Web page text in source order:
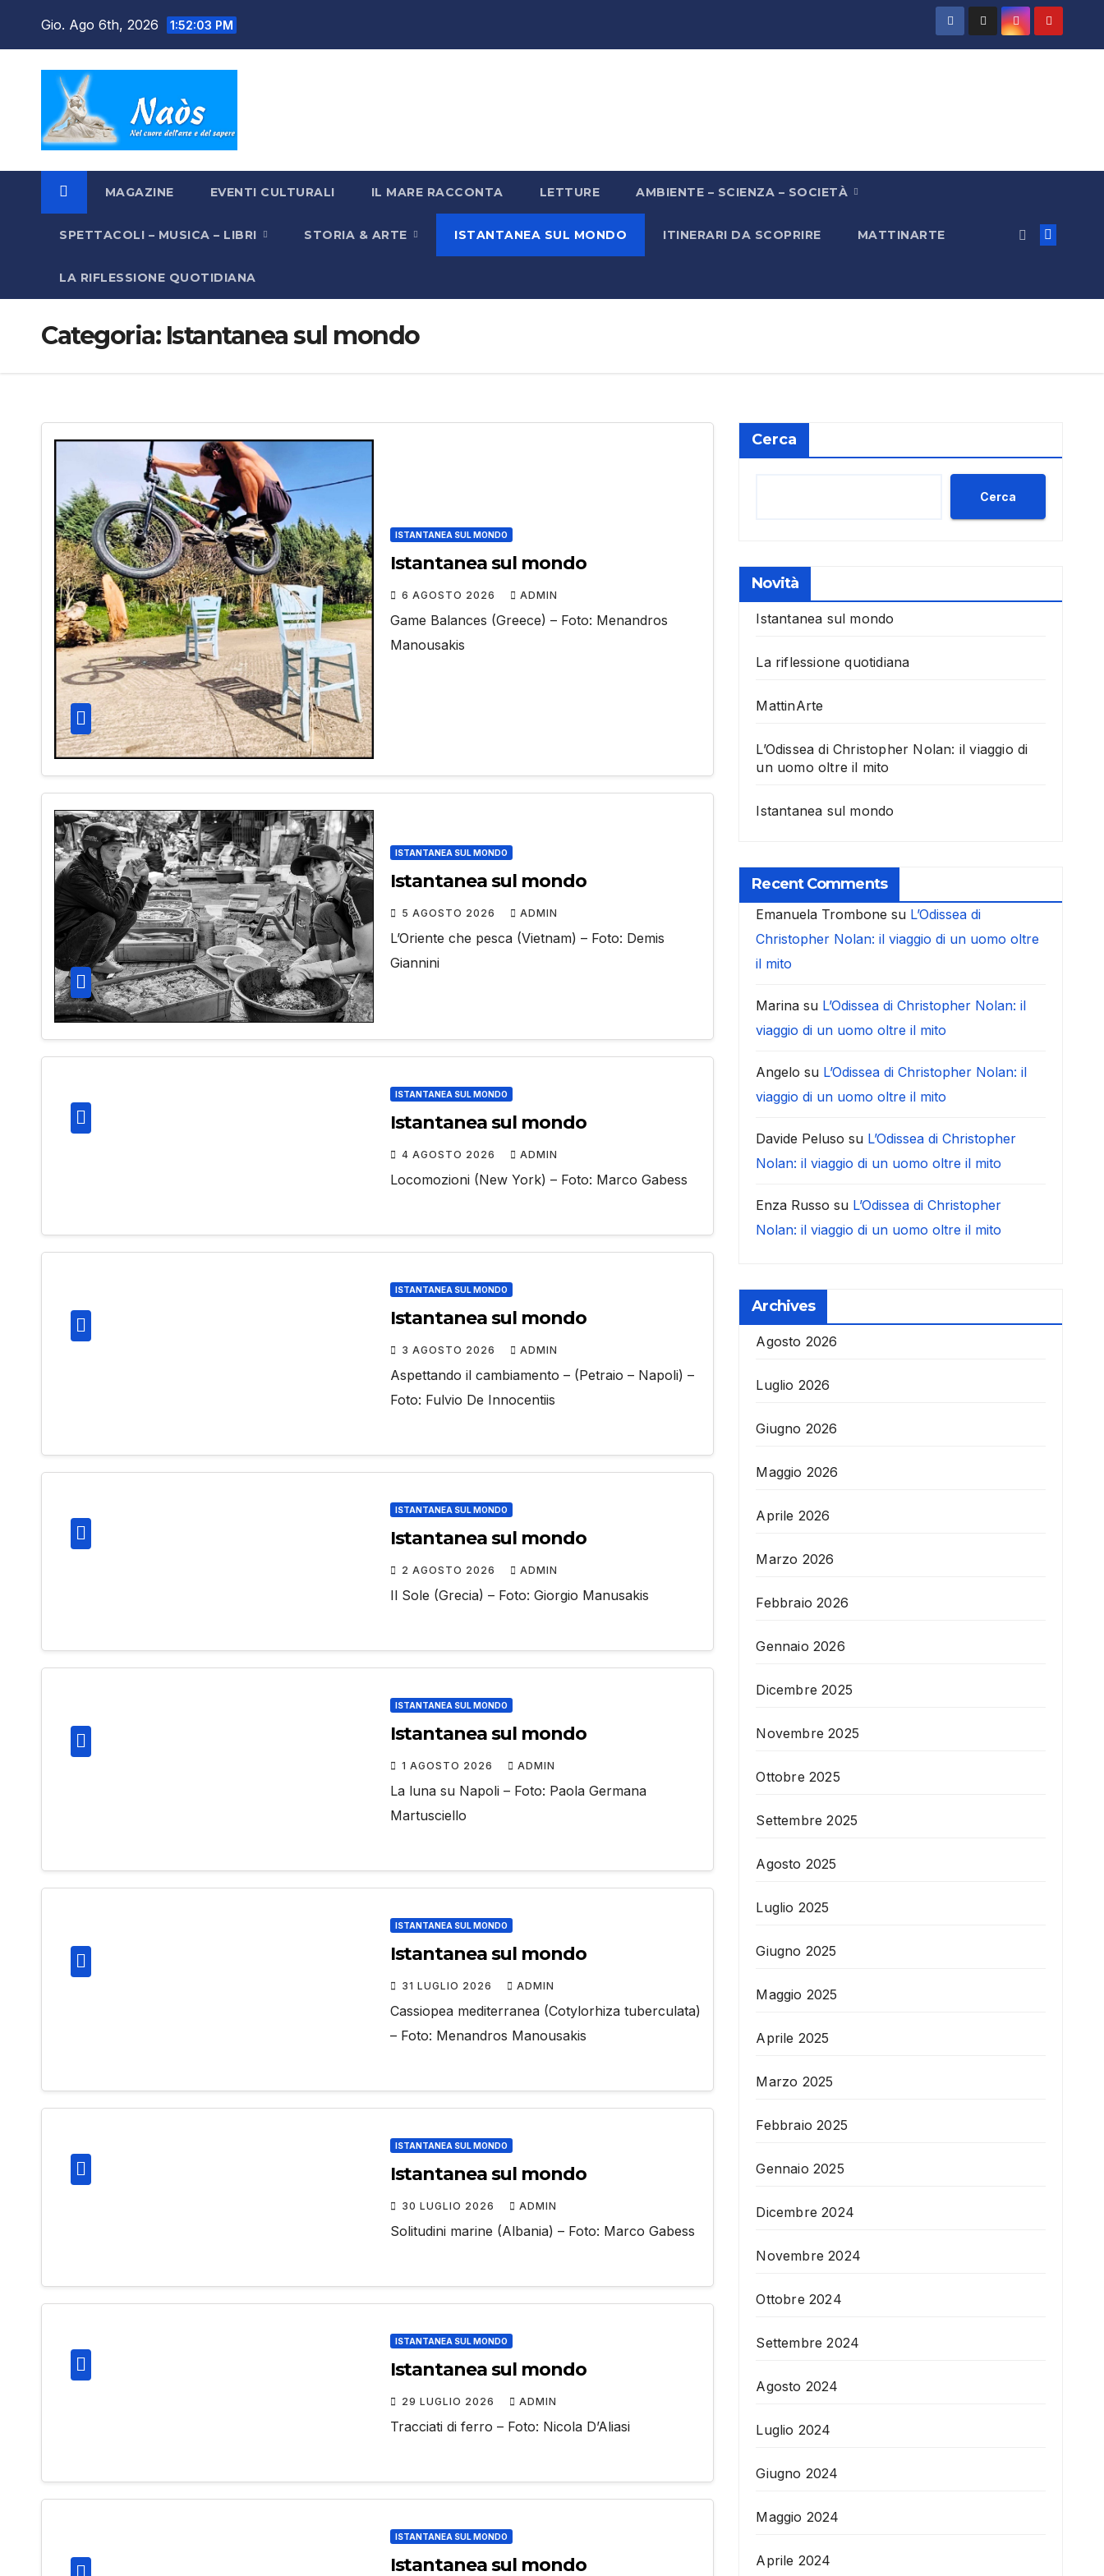
Gio. Ago 6th, 2026 1:52:04 PM
MAGAZINE EVENTI CULTURALI IL MARE RACCONTA LETTURE AMBIENTE – SCIENZA – SOCIETÀ
SPETTACOLI – MUSICA – LIBRI STORIA & ARTE ISTANTANEA SUL MONDO ITINERARI DA SCOPRIRE MATTINARTE
LA RIFLESSIONE QUOTIDIANA
Categoria: Istantanea sul mondo
ISTANTANEA SUL MONDO
Istantanea sul mondo
6 AGOSTO 2026 ADMIN
Game Balances (Greece) – Foto: Menandros
Manousakis
ISTANTANEA SUL MONDO
Istantanea sul mondo
5 AGOSTO 2026 ADMIN
L’Oriente che pesca (Vietnam) – Foto: Demis
Giannini
ISTANTANEA SUL MONDO
Istantanea sul mondo
4 AGOSTO 2026 ADMIN
Locomozioni (New York) – Foto: Marco Gabess
ISTANTANEA SUL MONDO
Istantanea sul mondo
3 AGOSTO 2026 ADMIN
Aspettando il cambiamento – (Petraio – Napoli) –
Foto: Fulvio De Innocentiis
ISTANTANEA SUL MONDO
Istantanea sul mondo
2 AGOSTO 2026 ADMIN
Il Sole (Grecia) – Foto: Giorgio Manusakis
ISTANTANEA SUL MONDO
Istantanea sul mondo
1 AGOSTO 2026 ADMIN
La luna su Napoli – Foto: Paola Germana
Martusciello
ISTANTANEA SUL MONDO
Istantanea sul mondo
31 LUGLIO 2026 ADMIN
Cassiopea mediterranea (Cotylorhiza tuberculata)
– Foto: Menandros Manousakis
ISTANTANEA SUL MONDO
Istantanea sul mondo
30 LUGLIO 2026 ADMIN
Solitudini marine (Albania) – Foto: Marco Gabess
ISTANTANEA SUL MONDO
Istantanea sul mondo
29 LUGLIO 2026 ADMIN
Tracciati di ferro – Foto: Nicola D’Aliasi
ISTANTANEA SUL MONDO
Istantanea sul mondo
Cerca
Cerca
Novità
Istantanea sul mondo
La riflessione quotidiana
MattinArte
L’Odissea di Christopher Nolan: il viaggio di
un uomo oltre il mito
Istantanea sul mondo
Recent Comments
Emanuela Trombone su L’Odissea di
Christopher Nolan: il viaggio di un uomo oltre
il mito
Marina su L’Odissea di Christopher Nolan: il
viaggio di un uomo oltre il mito
Angelo su L’Odissea di Christopher Nolan: il
viaggio di un uomo oltre il mito
Davide Peluso su L’Odissea di Christopher
Nolan: il viaggio di un uomo oltre il mito
Enza Russo su L’Odissea di Christopher
Nolan: il viaggio di un uomo oltre il mito
Archives
Agosto 2026
Luglio 2026
Giugno 2026
Maggio 2026
Aprile 2026
Marzo 2026
Febbraio 2026
Gennaio 2026
Dicembre 2025
Novembre 2025
Ottobre 2025
Settembre 2025
Agosto 2025
Luglio 2025
Giugno 2025
Maggio 2025
Aprile 2025
Marzo 2025
Febbraio 2025
Gennaio 2025
Dicembre 2024
Novembre 2024
Ottobre 2024
Settembre 2024
Agosto 2024
Luglio 2024
Giugno 2024
Maggio 2024
Aprile 2024